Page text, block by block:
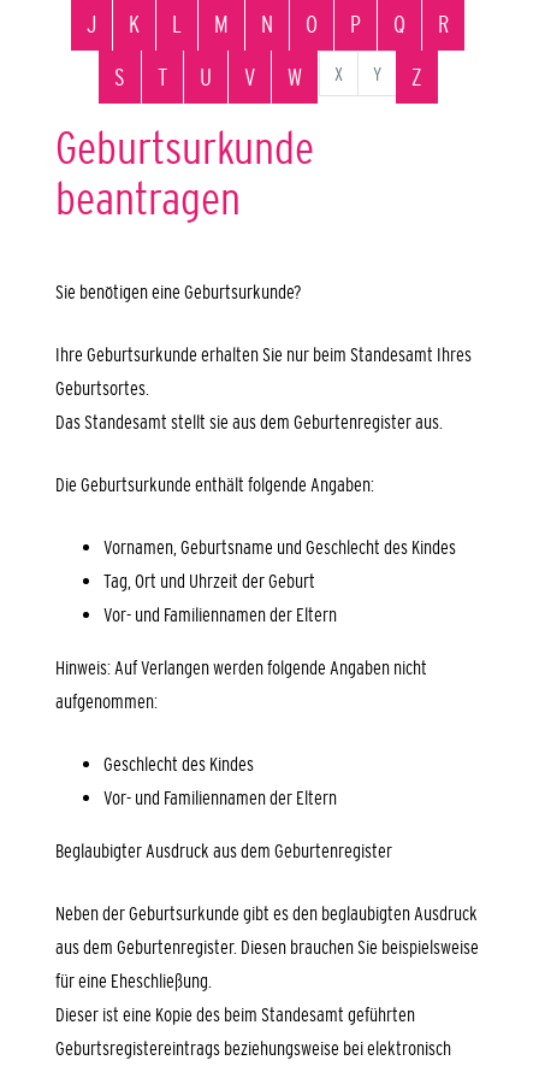
J
K L M N O P Q
R
S
T U V W X Y Z
Geburtsurkunde
beantragen
Sie benötigen eine Geburtsurkunde?
Ihre Geburtsurkunde erhalten Sie nur beim Standesamt Ihres
Geburtsortes.
Das Standesamt stellt sie aus dem Geburtenregister aus.
Die Geburtsurkunde enthält folgende Angaben:
Vornamen, Geburtsname und Geschlecht des Kindes
Tag, Ort und Uhrzeit der Geburt
Vor- und Familiennamen der Eltern
Hinweis: Auf Verlangen werden folgende Angaben nicht
aufgenommen:
Geschlecht des Kindes
Vor- und Familiennamen der Eltern
Beglaubigter Ausdruck aus dem Geburtenregister
Neben der Geburtsurkunde gibt es den beglaubigten Ausdruck
aus dem Geburtenregister. Diesen brauchen Sie beispielsweise
für eine Eheschließung.
Dieser ist eine Kopie des beim Standesamt geführten
Geburtsregistereintrags beziehungsweise bei elektronisch